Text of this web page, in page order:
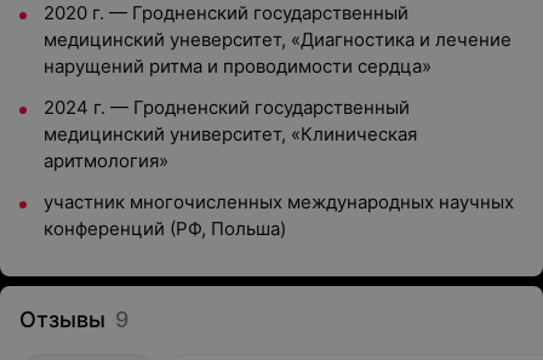
2020 г. — Гродненский государственный
медицинский уневерситет, «Диагностика и лечение
нарущений ритма и проводимости сердца»
2024 г. — Гродненский государственный
медицинский университет, «Клиническая
аритмология»
участник многочисленных международных научных
конференций (РФ, Польша)
Отзывы 9